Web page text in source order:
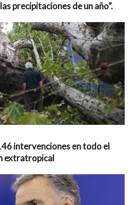
precipitaciones de un año”.
intervenciones en todo el
extratropical